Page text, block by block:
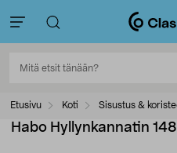
Etusivu Koti Sisustus &
Habo Hyllynkannatin